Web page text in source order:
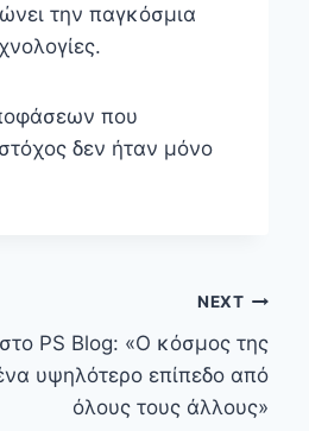
την παγκόσμια
που
δεν ήταν μόνο
NEXT
PS Blog: «Ο κόσμος της
υψηλότερο επίπεδο από
όλους τους άλλους»